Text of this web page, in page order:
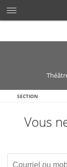
SECTION
Vous